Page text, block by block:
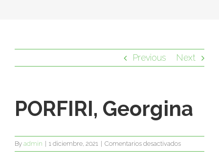
Previous Next
PORFIRI, Georgina
By admin 1 diciembre, 2021 Comentarios desactivadosen
PORFIRI,